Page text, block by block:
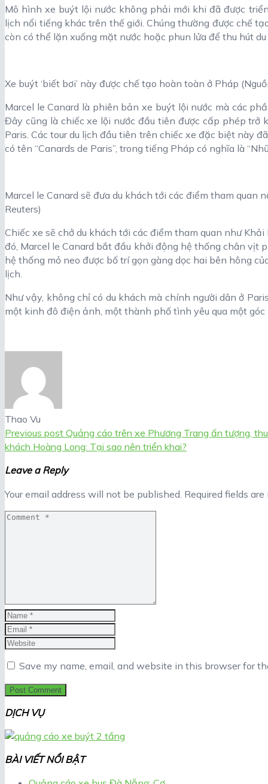
Mô hình xe buýt lội nước không phải mới khi đã được
lịch nổi tiếng khác trên thế giới. Chúng thường được chế
còn có thể lặn xuống mặt nước hoặc phun lửa để thu hút
Xe buýt ‘biết bơi’ này được chế tạo hoàn toàn ở Pháp
Marcel le Canard là phiên bản xe buýt lội nước mà các
Đây cũng là chiếc xe lội nước đầu tiên được cấp phép trở
Paris. Các tour du lịch đầu tiên trên chiếc xe đặc biệt này
có tên “Canards de Paris”, trong tiếng Pháp có nghĩa là
Marcel le Canard sẽ đưa du khách tới các điểm tham quan
Reuters)
Chiếc xe sẽ chở du khách tới các điểm tham quan như
đó, Marcel le Canard bắt đầu khởi động hệ thống chân vịt
hệ thống mỏ neo được bố trí gọn gàng dọc hai bên hông
lịch.
Như vậy, không chỉ có du khách mà chính người dân ở
một kinh đô điện ảnh, một thành phố tình yêu qua một
Thao Vu
Previous post Quảng cáo trên xe Phương Trang ấn tượng,
khách Hoàng Long: Tại sao nên triển khai?
Leave a Reply
Your email address will not be published. Required fields
Save my name, email, and website in this browser for
DỊCH VỤ
BÀI VIẾT NỔI BẬT